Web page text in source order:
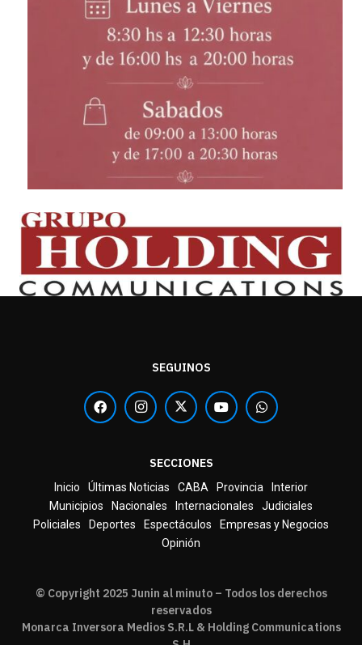
SEGUINOS
SECCIONES
Inicio Últimas Noticias CABA Provincia
Interior
Municipios
Nacionales Internacionales
Judiciales
Policiales
Deportes Espectáculos
Empresas y Negocios
Opinión
© Copyright 2025 Junin al minuto – Todos los derechos
reservados
Monarca Inversora Medios S.R.L & Holding Communications